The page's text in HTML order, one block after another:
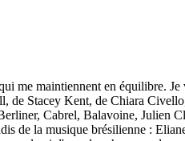
me maintiennent en équilibre.
Stacey Kent, de Chiara
Cabrel, Balavoine, Julien
de la musique brésilienne :